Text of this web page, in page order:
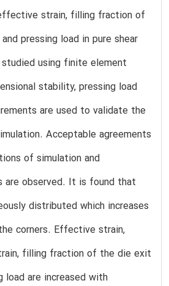
strain, filling fraction of
pressing load in pure shear
using finite element
stability, pressing load
are used to validate the
Acceptable agreements
of simulation and
are observed. It is found that
distributed which increases
corners. Effective strain,
filling fraction of the die exit
load are increased with